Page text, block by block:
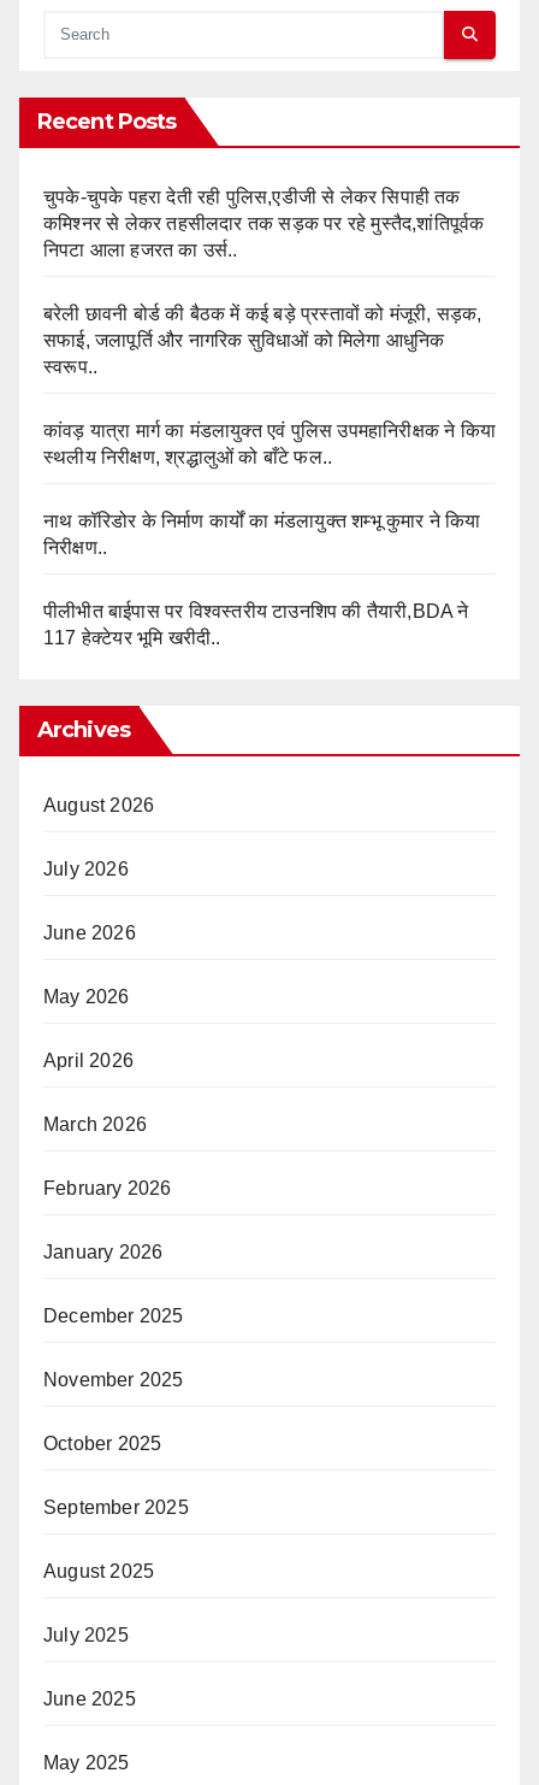
Recent Posts
चुपके-चुपके पहरा देती रही पुलिस,एडीजी से लेकर सिपाही तक
कमिश्नर से लेकर तहसीलदार तक सड़क पर रहे मुस्तैद,शांतिपूर्वक
निपटा आला हजरत का उर्स..
बरेली छावनी बोर्ड की बैठक में कई बड़े प्रस्तावों को मंजूरी, सड़क,
सफाई, जलापूर्ति और नागरिक सुविधाओं को मिलेगा आधुनिक
स्वरूप..
कांवड़ यात्रा मार्ग का मंडलायुक्त एवं पुलिस उपमहानिरीक्षक ने किया
स्थलीय निरीक्षण, श्रद्धालुओं को बाँटे फल..
नाथ कॉरिडोर के निर्माण कार्यों का मंडलायुक्त शम्भू कुमार ने किया
निरीक्षण..
पीलीभीत बाईपास पर विश्वस्तरीय टाउनशिप की तैयारी,BDA ने
117 हेक्टेयर भूमि खरीदी..
Archives
August 2026
July 2026
June 2026
May 2026
April 2026
March 2026
February 2026
January 2026
December 2025
November 2025
October 2025
September 2025
August 2025
July 2025
June 2025
May 2025